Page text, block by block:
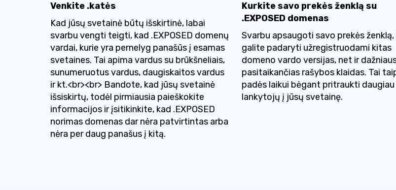
Venkite .katės
Kad jūsų svetainė būtų išskirtinė, labai
svarbu vengti teigti, kad .EXPOSED domenų
vardai, kurie yra pernelyg panašūs į esamas
svetaines. Tai apima vardus su brūkšneliais,
sunumeruotus vardus, daugiskaitos vardus
ir kt.<br><br> Bandote, kad jūsų svetainė
išsiskirtų, todėl pirmiausia paieškokite
informacijos ir įsitikinkite, kad .EXPOSED
norimas domenas dar nėra patvirtintas arba
nėra per daug panašus į kitą.
Kurkite savo prekės ženklą su
.EXPOSED domenas
Svarbu apsaugoti savo prekės ženklą,
galite padaryti užregistruodami kitas
domeno vardo versijas, net ir
pasitaikančias rašybos klaidas. Tai
padės laikui bėgant pritraukti daugiau
lankytojų į jūsų svetainę.